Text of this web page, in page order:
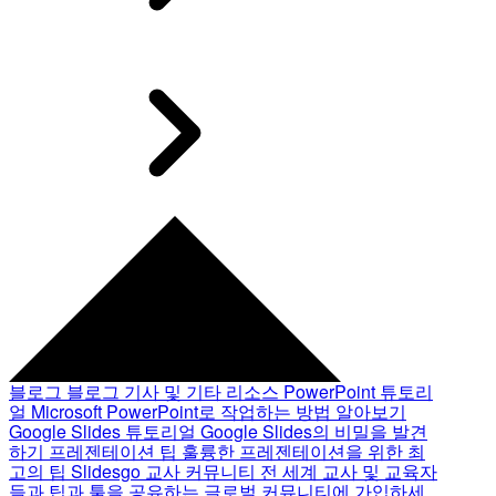
블로그 블로그 기사 및 기타 리소스 PowerPoint 튜토리
얼 Microsoft PowerPoint로 작업하는 방법 알아보기
Google Slides 튜토리얼 Google Slides의 비밀을 발견
하기 프레젠테이션 팁 훌륭한 프레젠테이션을 위한 최
고의 팁 Slidesgo 교사 커뮤니티 전 세계 교사 및 교육자